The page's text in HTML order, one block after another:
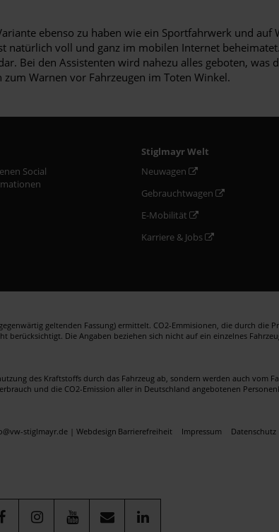
ebenso zu haben wie ein Sportfahrwerk und auf
voll und ganz im mobilen Internet
Bei den Assistenten wird nahezu alles geboten,
Warnen vor Fahrzeugen im Toten Winkel.
Social
Stiglmayr Welt
Neuwagen
Gebrauchtwagen
E-Mobilität
Karriere & Jobs
geltenden Fassung) ermittelt. CO2-Emmisionen, die durch
berücksichtigt. Die Angaben beziehen sich nicht auf ein einzelnes
des Kraftstoffs durch das Fahrzeug ab, sondern werden auch vom
und die CO2-Emission aller in Deutschland angebotenen
Barrierefreiheit Impressum Datenschutz
stiglmayr.de | Webdesign